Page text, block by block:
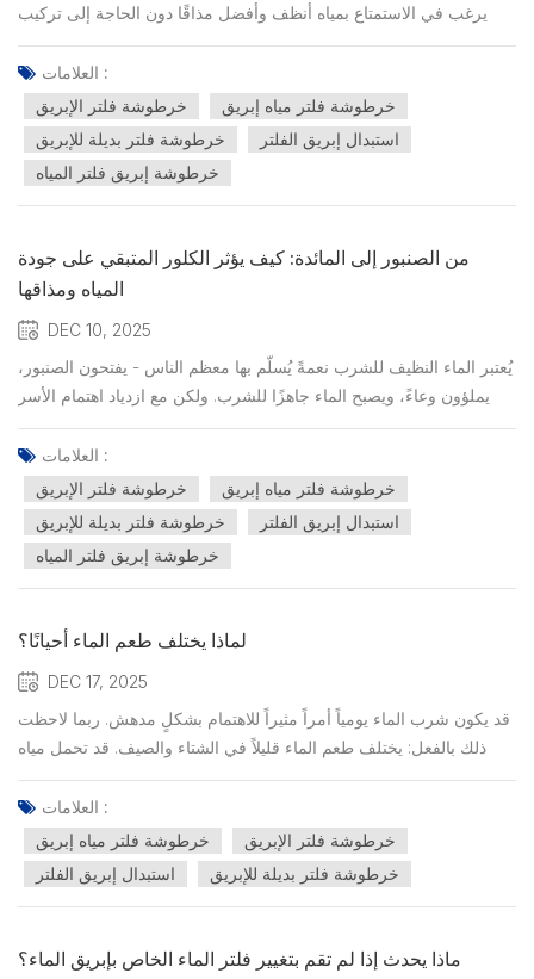
يرغب في الاستمتاع بمياه أنظف وأفضل مذاقًا دون الحاجة إلى تركيب
أنظمة معقدة. ومع ذلك، ورغم شعبيتها، لا تزال هناك مفاهيم خاطئة كثيرة
تحيط بكيفية عمل هذه الفلاتر، وما تزيله من شوائب، ومدى فعاليتها
الحقيقية. سنوضح اليوم بعضًا من أكثر المفاهيم...
العلامات :
خرطوشة فلتر الإبريق
خرطوشة فلتر مياه إبريق
خرطوشة فلتر بديلة للإبريق
استبدال إبريق الفلتر
خرطوشة إبريق فلتر المياه
من الصنبور إلى المائدة: كيف يؤثر الكلور المتبقي على جودة
المياه ومذاقها
DEC 10, 2025
يُعتبر الماء النظيف للشرب نعمةً يُسلّم بها معظم الناس - يفتحون الصنبور،
يملؤون وعاءً، ويصبح الماء جاهزًا للشرب. ولكن مع ازدياد اهتمام الأسر
بمكونات مياه الصنبور، أصبحت مناقشة الكلور والطعم وجودة المياه
بشكل عام ذات أهمية متزايدة. في الواقع، إحدى أبسط الطرق لتحسين
مياه الشرب اليومية في المنزل ليست تر...
العلامات :
خرطوشة فلتر الإبريق
خرطوشة فلتر مياه إبريق
خرطوشة فلتر بديلة للإبريق
استبدال إبريق الفلتر
خرطوشة إبريق فلتر المياه
لماذا يختلف طعم الماء أحيانًا؟
DEC 17, 2025
قد يكون شرب الماء يومياً أمراً مثيراً للاهتمام بشكلٍ مدهش. ربما لاحظت
ذلك بالفعل: يختلف طعم الماء قليلاً في الشتاء والصيف. قد تحمل مياه
الموسم البارد أحيانًا نكهة "تشبه الكلور" بشكل أقوى، بينما قد تنبعث من
مياه أشهر الصيف نكهة ترابية أو عشبية خفيفة. هذا لا يعني أن مياه
الصنبور غير آمنة، بل على العكس...
العلامات :
خرطوشة فلتر مياه إبريق
خرطوشة فلتر الإبريق
استبدال إبريق الفلتر
خرطوشة فلتر بديلة للإبريق
ماذا يحدث إذا لم تقم بتغيير فلتر الماء الخاص بإبريق الماء؟